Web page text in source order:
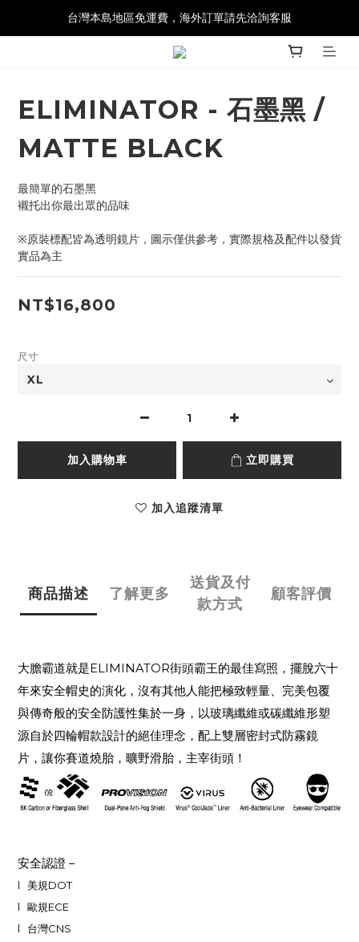
台灣本島地區免運費，海外訂單請先洽詢客服
ELIMINATOR - 石墨黑 /
MATTE BLACK
最簡單的石墨黑
襯托出你最出眾的品味
※原裝標配皆為透明鏡片，圖示僅供參考，實際規格及配件以發貨
實品為主
NT$16,800
尺寸
加入購物車 立即購買
加入追蹤清單
商品描述 了解更多
送貨及付
款方式
顧客評價
大膽霸道就是 ELIMINATOR街頭霸王的最佳寫照，擺脫六十
年來安全帽史的演化，沒有其他人能把極致輕量、完美包覆
與傳奇般的安全防護性集於一身，以玻璃纖維或碳纖維形塑
源自於四輪帽款設計的絕佳理念，配上雙層密封式防霧鏡
片，讓你賽道燒胎，曠野滑胎，主宰街頭！
安全認證 –
l 美規DOT
l 歐規ECE
l 台灣CNS